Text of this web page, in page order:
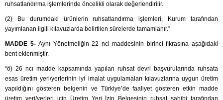
ruhsatlandırma işlemlerinde öncelikli olarak değerlendirilir.
(2) Bu durumdaki ürünlerin ruhsatlandırma işlemleri, Kurum tarafından
yayımlanan ilgili kılavuzlarda belirtilen sürelerde tamamlanır.”
MADDE 5-Aynı Yönetmeliğin 22 nci maddesinin birinci fıkrasına aşağıdaki
bent eklenmiştir.
“ö) 26 ncı madde kapsamında yapılan ruhsat devri başvurularında ruhsata
esas üretim yeri/yerlerinin iyi imalat uygulamaları kılavuzlarına uygun üretim
yapıldığını gösteren belgenin ve Türkiye’de faaliyet gösteren etkin madde
üretim yeri/yerleri için Üretim Yeri İzin Belgesinin ruhsat sahibi tarafından